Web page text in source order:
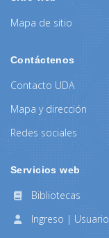
Mapa de sitio
Contáctenos
Contacto UDA
Mapa y dirección
Redes sociales
Servicios web
Bibliotecas
Ingreso | Usuario